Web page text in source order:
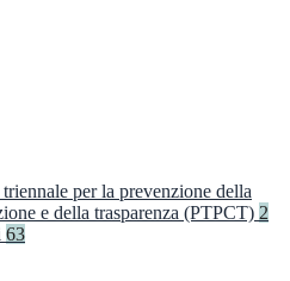
per la prevenzione della
e della trasparenza (PTPCT) 2
63